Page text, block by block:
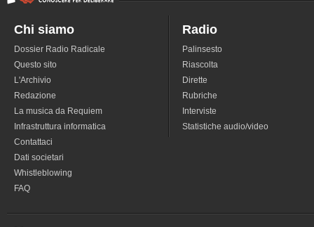
Chi siamo
Dossier Radio Radicale
Questo sito
L'Archivio
Redazione
La musica da Requiem
Infrastruttura informatica
Contattaci
Dati societari
Whistleblowing
FAQ
Radio
Palinsesto
Riascolta
Dirette
Rubriche
Interviste
Statistiche audio/video